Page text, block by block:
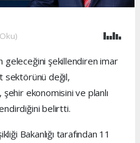
geleceğini şekillendiren imar
sektörünü değil,
şehir ekonomisini ve planlı
belirtti.
Bakanlığı tarafından 11